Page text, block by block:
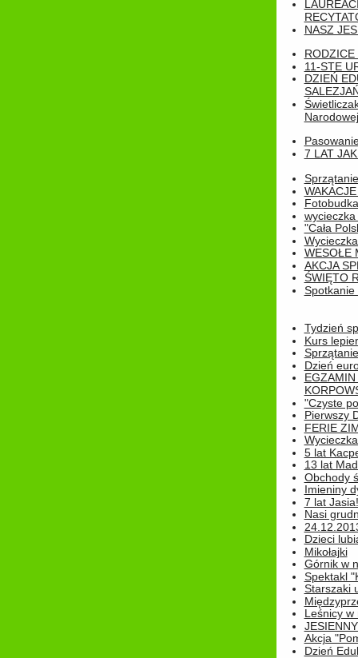
NASZ
RODZICE
11-STE
DZIEŃ
Narodowej
7 LAT
Fotobudka
"Cała
WESOŁE
AKCJA
ŚWIĘTO
Spotkanie
Tydzień
Kurs
Dzień
"Czyste
Pierwszy
FERIE
5 lat
13 lat
Obchody
Imieniny
7 lat Jasia!
Nasi
Dzieci
Mikołajki
Górnik w
Spektakl
Starszaki
Leśnicy w
Akcja
Dzień